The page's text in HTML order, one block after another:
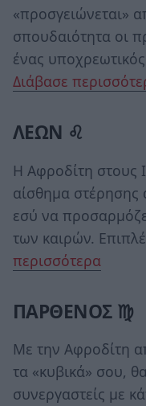
«προσγειώνεται»
σπουδαιότητα οι
ένας
Διάβασε
ΛΕΩΝ ♌
Η Αφροδίτη στους
αίσθημα στέρησης
εσύ να
των καιρών.
περισσότερα
ΠΑΡΘΕΝΟΣ ♍
Με την Αφροδίτη
τα «κυβικά» σου,
συνεργαστείς με